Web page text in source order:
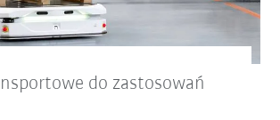
do zastosowań